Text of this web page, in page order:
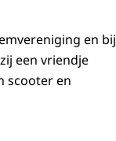
en bij
een vriendje
scooter en